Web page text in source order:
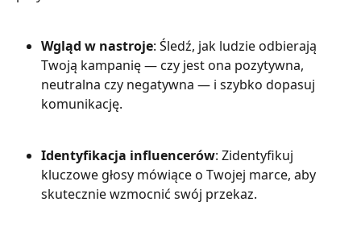
Wgląd w nastroje: Śledź, jak ludzie odbierają
Twoją kampanię — czy jest ona pozytywna,
neutralna czy negatywna — i szybko dopasuj
komunikację.
Identyfikacja influencerów: Zidentyfikuj
kluczowe głosy mówiące o Twojej marce, aby
skutecznie wzmocnić swój przekaz.